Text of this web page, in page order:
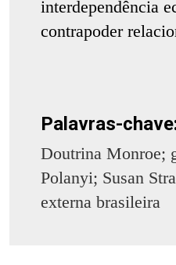
interdependência
contrapoder
Palavras-
Doutrina Monroe;
Polanyi; Susan
externa brasileira